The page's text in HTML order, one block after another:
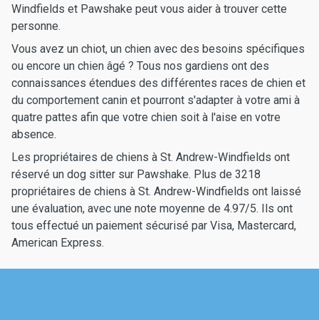
Windfields et Pawshake peut vous aider à trouver cette
personne.
Vous avez un chiot, un chien avec des besoins spécifiques
ou encore un chien âgé ? Tous nos gardiens ont des
connaissances étendues des différentes races de chien et
du comportement canin et pourront s'adapter à votre ami à
quatre pattes afin que votre chien soit à l'aise en votre
absence.
Les propriétaires de chiens à St. Andrew-Windfields ont
réservé un dog sitter sur Pawshake. Plus de 3218
propriétaires de chiens à St. Andrew-Windfields ont laissé
une évaluation, avec une note moyenne de 4.97/5. Ils ont
tous effectué un paiement sécurisé par Visa, Mastercard,
American Express.